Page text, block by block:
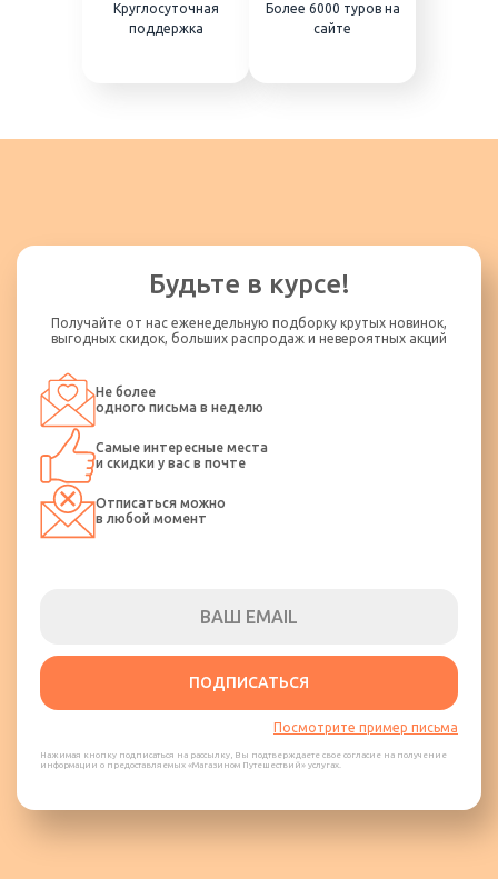
Круглосуточная
поддержка
Более 6000 туров на
сайте
Будьте в курсе!
Получайте от нас еженедельную подборку крутых новинок,
выгодных скидок, больших распродаж и невероятных акций
Не более
одного письма в неделю
Самые интересные места
и скидки у вас в почте
Отписаться можно
в любой момент
ПОДПИСАТЬСЯ
Посмотрите пример письма
Нажимая кнопку подписаться на рассылку, Вы подтверждаете свое согласие на получение
информации о предоставляемых «Магазином Путешествий» услугах.